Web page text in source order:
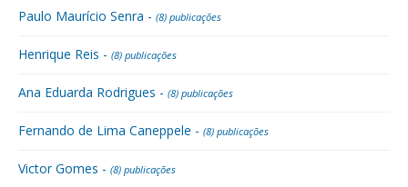
Paulo Maurício Senra - (8) publicações
Henrique Reis - (8) publicações
Ana Eduarda Rodrigues - (8) publicações
Fernando de Lima Caneppele - (8) publicações
Victor Gomes - (8) publicações